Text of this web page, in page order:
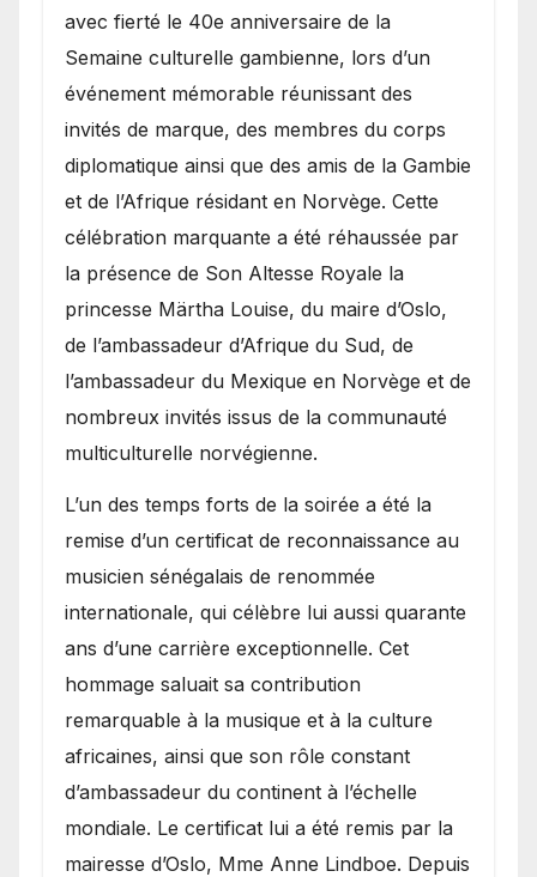
avec fierté le 40e anniversaire de la
Semaine culturelle gambienne, lors d’un
événement mémorable réunissant des
invités de marque, des membres du corps
diplomatique ainsi que des amis de la Gambie
et de l’Afrique résidant en Norvège. Cette
célébration marquante a été réhaussée par
la présence de Son Altesse Royale la
princesse Märtha Louise, du maire d’Oslo,
de l’ambassadeur d’Afrique du Sud, de
l’ambassadeur du Mexique en Norvège et de
nombreux invités issus de la communauté
multiculturelle norvégienne.
​L’un des temps forts de la soirée a été la
remise d’un certificat de reconnaissance au
musicien sénégalais de renommée
internationale, qui célèbre lui aussi quarante
ans d’une carrière exceptionnelle. Cet
hommage saluait sa contribution
remarquable à la musique et à la culture
africaines, ainsi que son rôle constant
d’ambassadeur du continent à l’échelle
mondiale. Le certificat lui a été remis par la
mairesse d’Oslo, Mme Anne Lindboe. Depuis